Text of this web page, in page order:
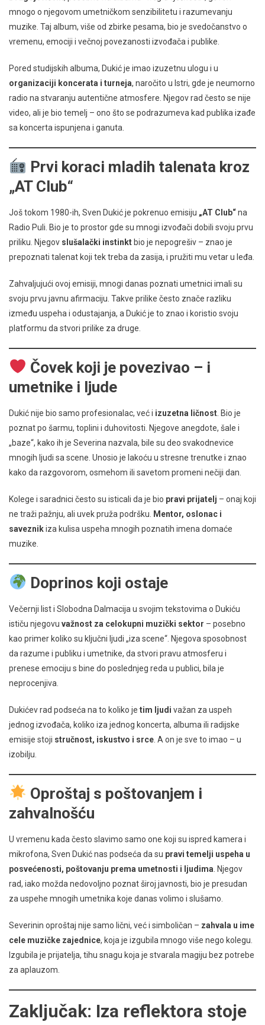
mnogo o njegovom umetničkom senzibilitetu i razumevanju
muzike. Taj album, više od zbirke pesama, bio je svedočanstvo o
vremenu, emociji i večnoj povezanosti izvođača i publike.
Pored studijskih albuma, Dukić je imao izuzetnu ulogu i u
organizaciji koncerata i turneja, naročito u Istri, gde je neumorno
radio na stvaranju autentične atmosfere. Njegov rad često se nije
video, ali je bio temelj – ono što se podrazumeva kad publika izađe
sa koncerta ispunjena i ganuta.
Prvi koraci mladih talenata kroz
„AT Club“
Još tokom 1980-ih, Sven Dukić je pokrenuo emisiju „AT Club“na
Radio Puli. Bio je to prostor gde su mnogi izvođači dobili svoju prvu
priliku. Njegov slušalački instinkt bio je nepogrešiv – znao je
prepoznati talenat koji tek treba da zasija, i pružiti mu vetar u leđa.
Zahvaljujući ovoj emisiji, mnogi danas poznati umetnici imali su
svoju prvu javnu afirmaciju. Takve prilike često znače razliku
između uspeha i odustajanja, a Dukić je to znao i koristio svoju
platformu da stvori prilike za druge.
Čovek koji je povezivao – i
umetnike i ljude
Dukić nije bio samo profesionalac, već i izuzetna ličnost . Bio je
poznat po šarmu, toplini i duhovitosti. Njegove anegdote, šale i
„baze“, kako ih je Severina nazvala, bile su deo svakodnevice
mnogih ljudi sa scene. Unosio je lakoću u stresne trenutke i znao
kako da razgovorom, osmehom ili savetom promeni nečiji dan.
Kolege i saradnici često su isticali da je bio pravi prijatelj – onaj koji
ne traži pažnju, ali uvek pruža podršku.
Mentor, oslonac i
saveznikiza kulisa uspeha mnogih poznatih imena domaće
muzike.
Doprinos koji ostaje
Večernji list i Slobodna Dalmacija u svojim tekstovima o Dukiću
ističu njegovu važnost za celokupni muzički sektor – posebno
kao primer koliko su ključni ljudi „iza scene“. Njegova sposobnost
da razume i publiku i umetnike, da stvori pravu atmosferu i
prenese emociju s bine do poslednjeg reda u publici, bila je
neprocenjiva.
Dukićev rad podseća na to koliko je tim ljudi važan za uspeh
jednog izvođača, koliko iza jednog koncerta, albuma ili radijske
emisije stoji stručnost, iskustvo i srce . A on je sve to imao – u
izobilju.
Oproštaj s poštovanjem i
zahvalnošću
U vremenu kada često slavimo samo one koji su ispred kamera i
mikrofona, Sven Dukić nas podseća da su pravi temelji uspeha u
posvećenosti, poštovanju prema umetnosti i ljudima . Njegov
rad, iako možda nedovoljno poznat široj javnosti, bio je presudan
za uspehe mnogih umetnika koje danas volimo i slušamo.
Severinin oproštaj nije samo lični, već i simboličan – zahvala u ime
cele muzičke zajednice, koja je izgubila mnogo više nego kolegu.
Izgubila je prijatelja, tihu snagu koja je stvarala magiju bez potrebe
za aplauzom.
Zaključak: Iza reflektora stoje